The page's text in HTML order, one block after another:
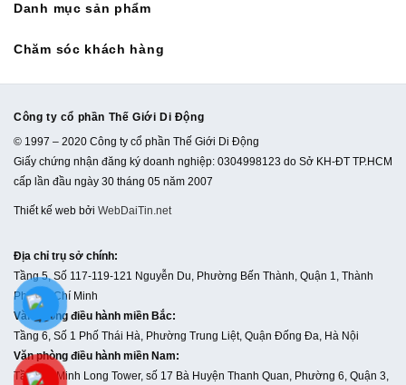
Danh mục sản phẩm
Chăm sóc khách hàng
Công ty cổ phần Thế Giới Di Động
© 1997 – 2020 Công ty cổ phần Thế Giới Di Động
Giấy chứng nhận đăng ký doanh nghiệp: 0304998123 do Sở KH-ĐT TP.HCM
cấp lần đầu ngày 30 tháng 05 năm 2007
Thiết kế web bởi WebDaiTin.net
Địa chỉ trụ sở chính:
Tầng 5, Số 117-119-121 Nguyễn Du, Phường Bến Thành, Quận 1, Thành
Phố Hồ Chí Minh
Văn phòng điều hành miền Bắc:
Tầng 6, Số 1 Phố Thái Hà, Phường Trung Liệt, Quận Đống Đa, Hà Nội
Văn phòng điều hành miền Nam:
Tầng 11 Minh Long Tower, số 17 Bà Huyện Thanh Quan, Phường 6, Quận 3,